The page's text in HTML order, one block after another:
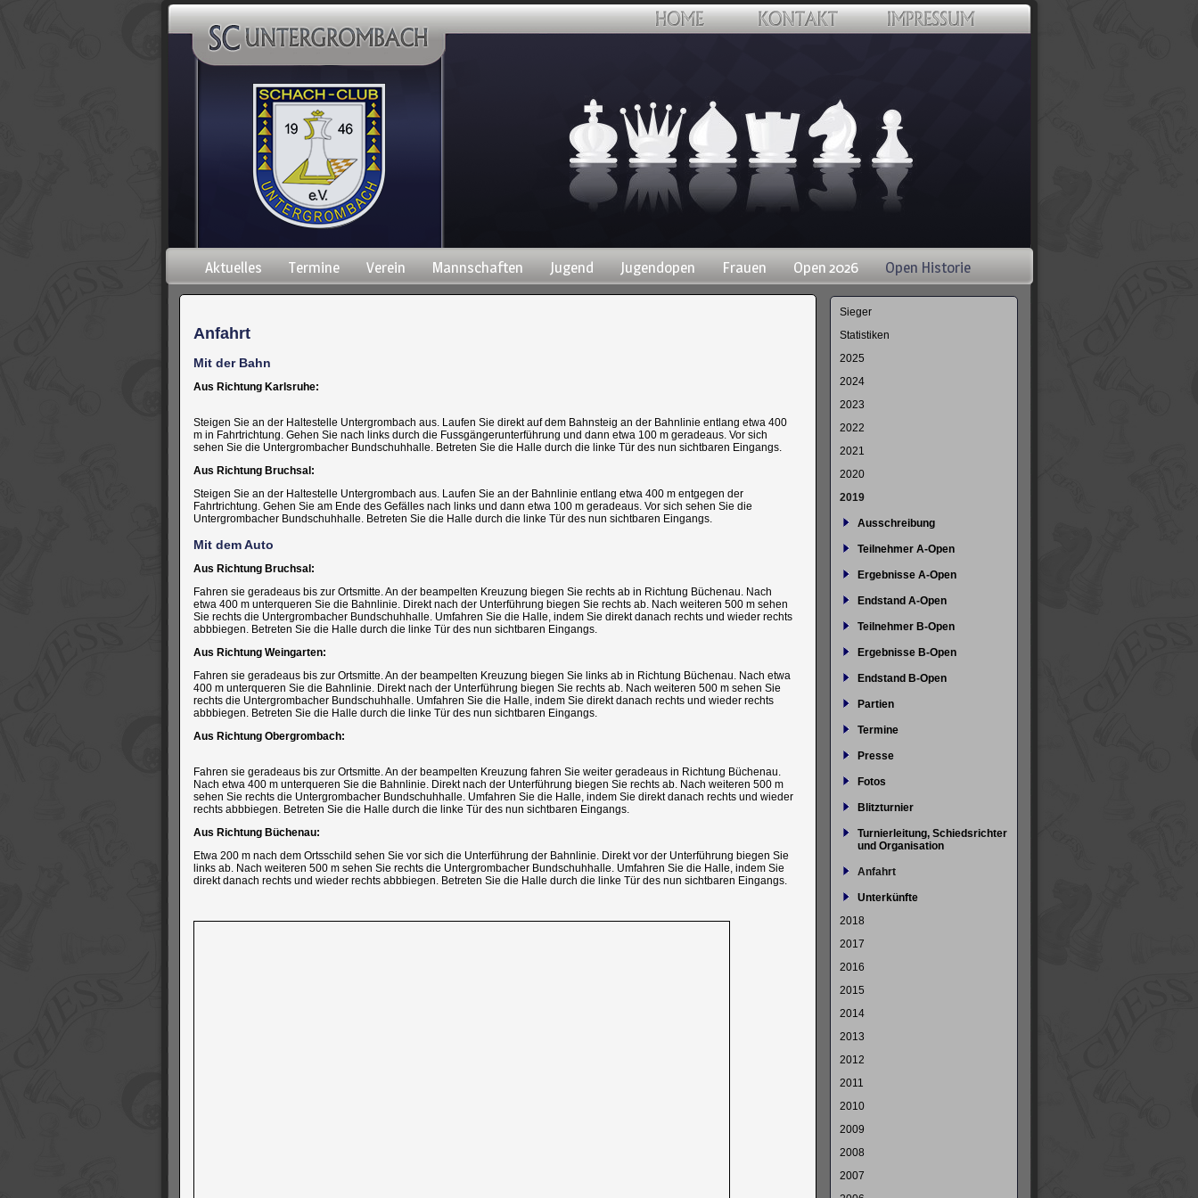
Navigation
überspringen
Aktuelles Termine Verein Mannschaften Jugend Jugendopen Frauen Open 2026 Open Historie
Anfahrt
Mit der Bahn
Aus Richtung Karlsruhe:
Steigen Sie an der Haltestelle Untergrombach aus. Laufen Sie direkt auf dem Bahnsteig an der Bahnlinie entlang etwa 400
m in Fahrtrichtung. Gehen Sie nach links durch die Fussgängerunterführung und dann etwa 100 m geradeaus. Vor sich
sehen Sie die Untergrombacher Bundschuhhalle. Betreten Sie die Halle durch die linke Tür des nun sichtbaren Eingangs.
Aus Richtung Bruchsal:
Steigen Sie an der Haltestelle Untergrombach aus. Laufen Sie an der Bahnlinie entlang etwa 400 m entgegen der
Fahrtrichtung. Gehen Sie am Ende des Gefälles nach links und dann etwa 100 m geradeaus. Vor sich sehen Sie die
Untergrombacher Bundschuhhalle. Betreten Sie die Halle durch die linke Tür des nun sichtbaren Eingangs.
Mit dem Auto
Aus Richtung Bruchsal:
Fahren sie geradeaus bis zur Ortsmitte. An der beampelten Kreuzung biegen Sie rechts ab in Richtung Büchenau. Nach
etwa 400 m unterqueren Sie die Bahnlinie. Direkt nach der Unterführung biegen Sie rechts ab. Nach weiteren 500 m sehen
Sie rechts die Untergrombacher Bundschuhhalle. Umfahren Sie die Halle, indem Sie direkt danach rechts und wieder rechts
abbbiegen. Betreten Sie die Halle durch die linke Tür des nun sichtbaren Eingangs.
Aus Richtung Weingarten:
Fahren sie geradeaus bis zur Ortsmitte. An der beampelten Kreuzung biegen Sie links ab in Richtung Büchenau. Nach etwa
400 m unterqueren Sie die Bahnlinie. Direkt nach der Unterführung biegen Sie rechts ab. Nach weiteren 500 m sehen Sie
rechts die Untergrombacher Bundschuhhalle. Umfahren Sie die Halle, indem Sie direkt danach rechts und wieder rechts
abbbiegen. Betreten Sie die Halle durch die linke Tür des nun sichtbaren Eingangs.
Aus Richtung Obergrombach:
Fahren sie geradeaus bis zur Ortsmitte. An der beampelten Kreuzung fahren Sie weiter geradeaus in Richtung Büchenau.
Nach etwa 400 m unterqueren Sie die Bahnlinie. Direkt nach der Unterführung biegen Sie rechts ab. Nach weiteren 500 m
sehen Sie rechts die Untergrombacher Bundschuhhalle. Umfahren Sie die Halle, indem Sie direkt danach rechts und wieder
rechts abbbiegen. Betreten Sie die Halle durch die linke Tür des nun sichtbaren Eingangs.
Aus Richtung Büchenau:
Etwa 200 m nach dem Ortsschild sehen Sie vor sich die Unterführung der Bahnlinie. Direkt vor der Unterführung biegen Sie
links ab. Nach weiteren 500 m sehen Sie rechts die Untergrombacher Bundschuhhalle. Umfahren Sie die Halle, indem Sie
direkt danach rechts und wieder rechts abbbiegen. Betreten Sie die Halle durch die linke Tür des nun sichtbaren Eingangs.
Navigation
Sieger
Statistiken
2025
2024
2023
2022
2021
2020
2019
Ausschreibung
Teilnehmer A-Open
Ergebnisse A-Open
Endstand A-Open
Teilnehmer B-Open
Ergebnisse B-Open
Endstand B-Open
Partien
Termine
Presse
Fotos
Blitzturnier
Turnierleitung, Schiedsrichter
und Organisation
Anfahrt
Unterkünfte
2018
2017
2016
2015
2014
2013
2012
2011
2010
2009
2008
2007